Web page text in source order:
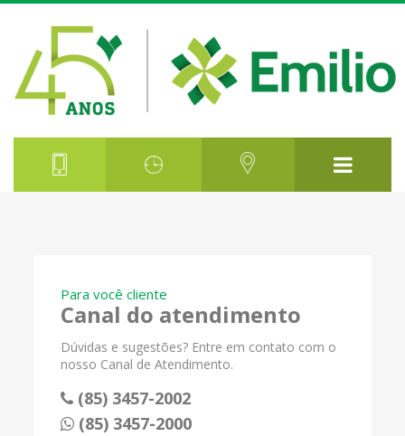
Para você cliente
Canal do atendimento
Dúvidas e sugestões? Entre em contato com o
nosso Canal de Atendimento.
(85) 3457-2002
(85) 3457-2000